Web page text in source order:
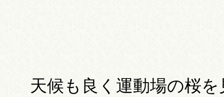
天候も良く運動場の桜